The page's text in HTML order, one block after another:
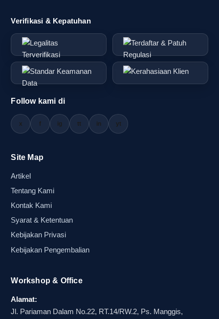
Verifikasi & Kepatuhan
Follow kami di
x f ig tt in yt
Site Map
Artikel
Tentang Kami
Kontak Kami
Syarat & Ketentuan
Kebijakan Privasi
Kebijakan Pengembalian
Workshop & Office
Alamat:
Jl. Pariaman Dalam No.22, RT.14/RW.2, Ps. Manggis,